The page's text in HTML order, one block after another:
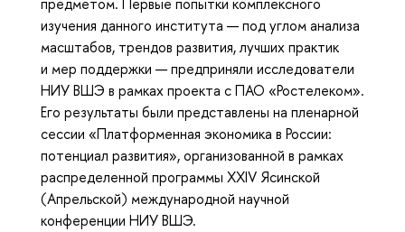
изучения данного института — под углом анализа
масштабов, трендов развития, лучших практик
и мер поддержки — предприняли исследователи
НИУ ВШЭ в рамках проекта с ПАО «Ростелеком».
Его результаты были представлены на пленарной
сессии «Платформенная экономика в России:
потенциал развития», организованной в рамках
распределенной программы XXIV Ясинской
(Апрельской) международной научной
конференции НИУ ВШЭ.